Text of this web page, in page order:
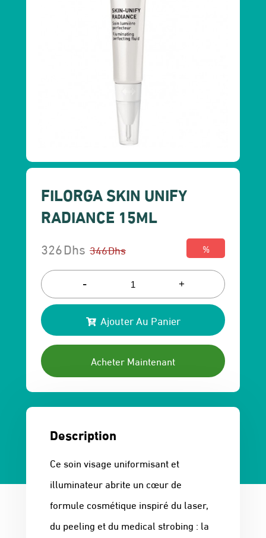
FILORGA SKIN UNIFY
RADIANCE 15ML
346Dhs
Le
prix
initial
était :
346 Dhs.
326Dhs
Le
prix
actuel
est :
326 Dhs.
%
- +
Ajouter Au Panier
Acheter Maintenant
Description
Ce soin visage uniformisant et
illuminateur abrite un cœur de
formule cosmétique inspiré du laser,
du peeling et du medical strobing : la